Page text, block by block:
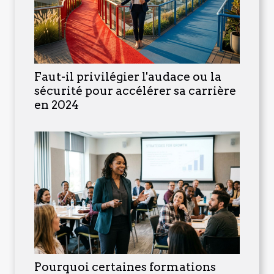
Faut-il privilégier l'audace ou la
sécurité pour accélérer sa carrière
en 2024
Pourquoi certaines formations